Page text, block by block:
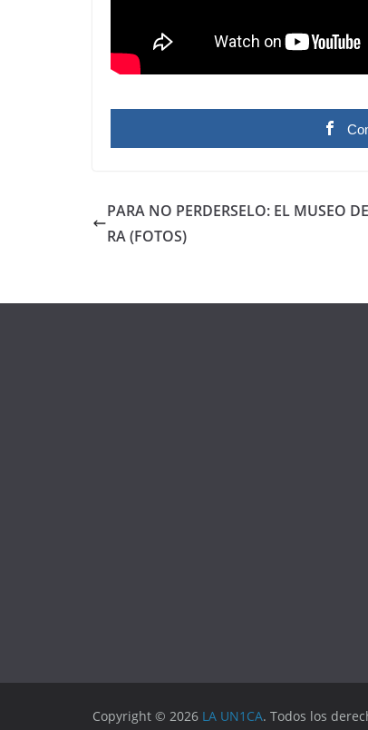
PARA NO PERDERSELO: EL MUSEO
RA (FOTOS)
Copyright © 2026 LA UN1CA. Todos los